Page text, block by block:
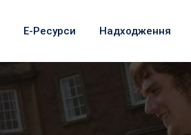
Е-Ресурси Надходження